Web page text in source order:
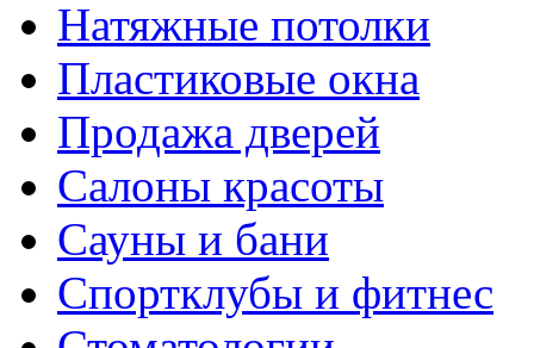
Натяжные потолки
Пластиковые окна
Продажа дверей
Салоны красоты
Сауны и бани
Спортклубы и фитнес